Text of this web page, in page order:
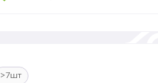
>7шт